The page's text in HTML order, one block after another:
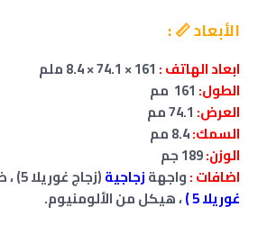
الأبعاد 📏 :
ابعاد الهاتف :
الطول:
العرض:
السمك:
الوزن:
اضافات :واجهةزجاجية(زجاج غوريلا 5) ، ظهر زجاجي
غوريلا 5 )
، هيكل من الألومنيوم.